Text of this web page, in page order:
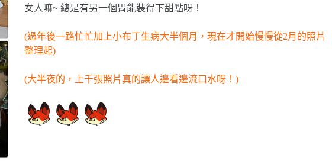
女人嘛~ 總是有另一個胃能裝得下甜點呀！
(過年後一路忙忙加上小布丁生病大半個月，現在才開始慢慢從2月的照片
整理起)
(大半夜的，上千張照片真的讓人邊看邊流口水呀！)